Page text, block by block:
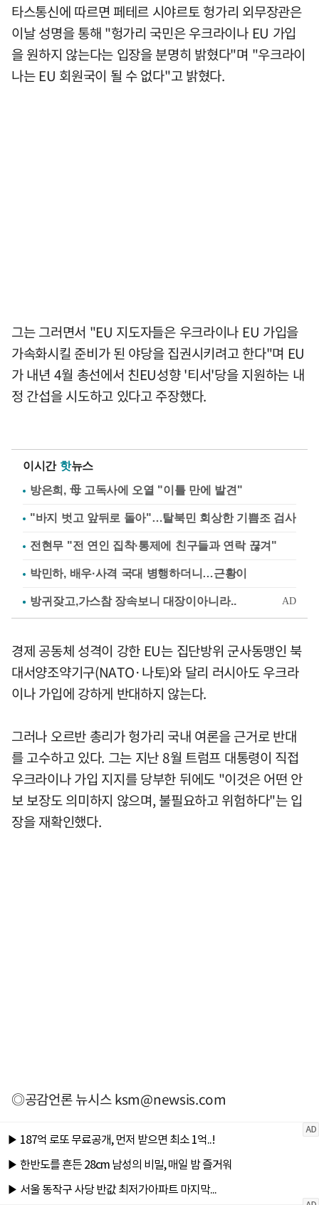
타스통신에 따르면 페테르 시야르토 헝가리 외무장관은
이날 성명을 통해 "헝가리 국민은 우크라이나 EU 가입
을 원하지 않는다는 입장을 분명히 밝혔다"며 "우크라이
나는 EU 회원국이 될 수 없다"고 밝혔다.
그는 그러면서 "EU 지도자들은 우크라이나 EU 가입을
가속화시킬 준비가 된 야당을 집권시키려고 한다"며 EU
가 내년 4월 총선에서 친EU성향 '티서'당을 지원하는 내
정 간섭을 시도하고 있다고 주장했다.
이시간 핫뉴스
방은희, 母 고독사에 오열 "이틀 만에 발견"
"바지 벗고 앞뒤로 돌아"…탈북민 회상한 기쁨조 검사
전현무 "전 연인 집착·통제에 친구들과 연락 끊겨"
박민하, 배우·사격 국대 병행하더니…근황이
경제 공동체 성격이 강한 EU는 집단방위 군사동맹인 북
대서양조약기구(NATO·나토)와 달리 러시아도 우크라
이나 가입에 강하게 반대하지 않는다.
그러나 오르반 총리가 헝가리 국내 여론을 근거로 반대
를 고수하고 있다. 그는 지난 8월 트럼프 대통령이 직접
우크라이나 가입 지지를 당부한 뒤에도 "이것은 어떤 안
보 보장도 의미하지 않으며, 불필요하고 위험하다"는 입
장을 재확인했다.
◎공감언론 뉴시스ksm@newsis.com